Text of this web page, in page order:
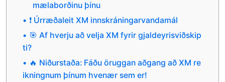
mælaborðinu þínu
❗ Úrræðaleit XM innskráningarvandamál
🎯 Af hverju að velja XM fyrir gjaldeyrisviðskip
ti?
🔥 Niðurstaða: Fáðu öruggan aðgang að XM re
ikningnum þínum hvenær sem er!